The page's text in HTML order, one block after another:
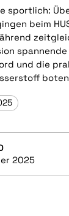
sportlich:
beim
und die
2025